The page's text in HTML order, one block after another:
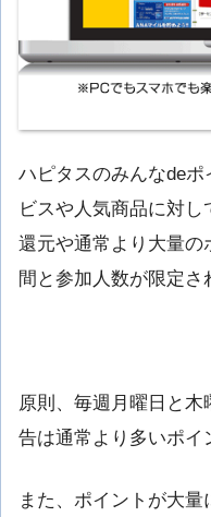
ハピタスのみんなde
ビスや人気商品に対
還元や通常より大量の
間と参加人数が限定さ
原則、毎週月曜日と
告は通常より多いポイ
また、ポイントが大